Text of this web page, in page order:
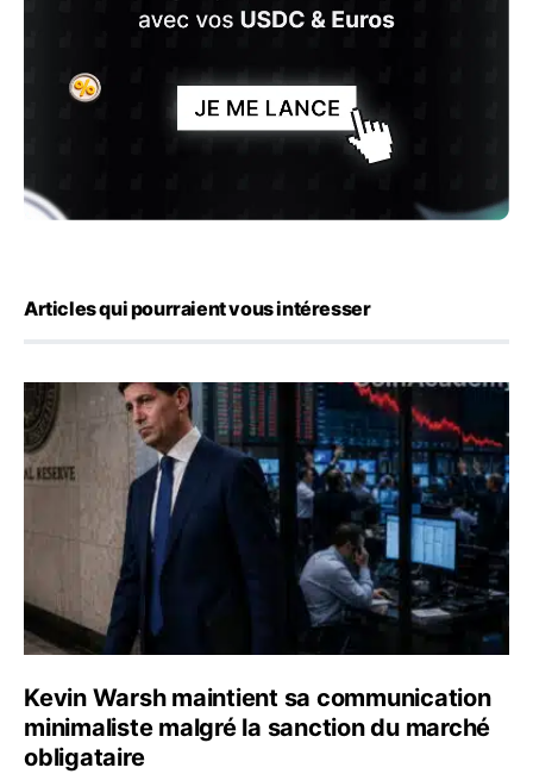
Articles qui pourraient vous intéresser
Kevin Warsh maintient sa communication minimaliste
Kevin Warsh maintient sa communication
minimaliste malgré la sanction du marché
obligataire